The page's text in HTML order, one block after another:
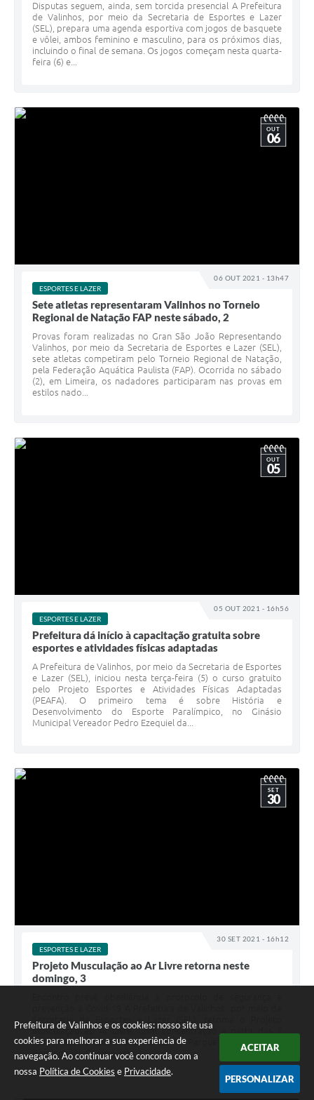
Prefeitura de Valinhos e os cookies: nosso site usa
cookies para melhorar a sua experiência de
navegação. Ao continuar você concorda com a
nossa Política de Cookies e Privacidade.
ACEITAR
PERSONALIZAR
Disputas seguem, ainda, sem torcida presencial A Prefeitura
de Valinhos, por meio da Secretaria de Esportes e Lazer
(SEL), prepara uma agenda esportiva com jogos de basquete
e vôlei, ambos feminino e masculino, para os próximos dias,
incluindo o final de semana. Os jogos começam nesta quarta-
feira (6) e...
06 OUT 2021 - 13h47
OUT
06
ESPORTES E LAZER
Sete atletas representaram Valinhos no Torneio
Regional de Natação FAP neste sábado, 2
Provas foram realizadas no Gran São João Representando
Valinhos, por meio da Secretaria de Esportes e Lazer (SEL),
sete atletas competiram pelo Torneio Regional de Natação,
pela Federação Aquática Paulista (FAP). Ocorrida no sábado
(2), em Limeira, os nadadores participaram nas provas em
estilos nado...
05 OUT 2021 - 16h56
OUT
05
ESPORTES E LAZER
Prefeitura dá início à capacitação gratuita sobre
esportes e atividades físicas adaptadas
A Prefeitura de Valinhos, por meio da Secretaria de Esportes
e Lazer (SEL), iniciou nesta terça-feira (5) o curso gratuito
pelo Projeto Esportes e Atividades Físicas Adaptadas
(PEAFA). O primeiro tema é sobre História e
Desenvolvimento do Esporte Paralímpico, no Ginásio
Municipal Vereador Pedro Ezequiel da...
30 SET 2021 - 16h12
SET
30
ESPORTES E LAZER
Projeto Musculação ao Ar Livre retorna neste
domingo, 3
Secretaria de Esportes e Lazer (SEL), retoma o Projeto
Musculação ao Ar Livre. Com concentração a partir das 7
horas, haverá caminhada no CLT e Parque dos Lagos no
domingo (3). O início está...